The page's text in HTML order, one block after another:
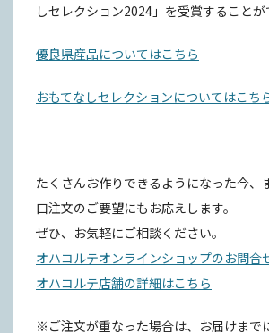
しセレクション2024」を受賞することが
優良県産品についてはこちら
おもてなしセレクションについてはこち
たくさんお作りできるようになった今、
口注文のご要望にもお応えします。
ぜひ、お気軽にご相談ください。
オハコルテオンラインショップのお問合
オハコルテ店舗の詳細はこちら
※ご注文が重なった場合は、お届けまで